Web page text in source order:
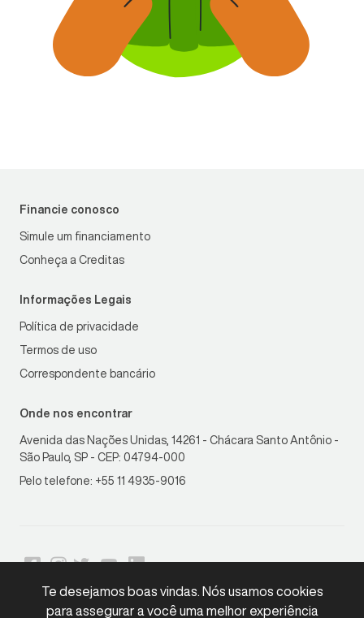
Te desejamos boas vindas. Nós usamos cookies
para assegurar a você uma melhor experiência
Financie conosco
Simule um financiamento
Conheça a Creditas
Informações Legais
Política de privacidade
Termos de uso
Correspondente bancário
Onde nos encontrar
Avenida das Nações Unidas, 14261 - Chácara Santo Antônio -
São Paulo, SP - CEP: 04794-000
Pelo telefone: +55 11 4935-9016
LGPDCompliant•Copyright © 2026 Creditas. Todos os